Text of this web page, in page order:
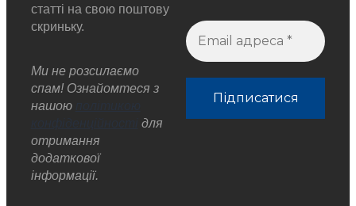
статті на свою поштову
скриньку.
Ми не розсилаємо
спам! Ознайомтеся з
нашою
для
отримання
додаткової
інформації.